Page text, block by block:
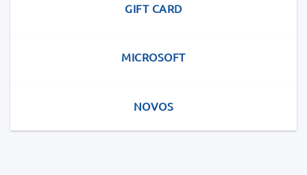
GIFT CARD
MICROSOFT
NOVOS